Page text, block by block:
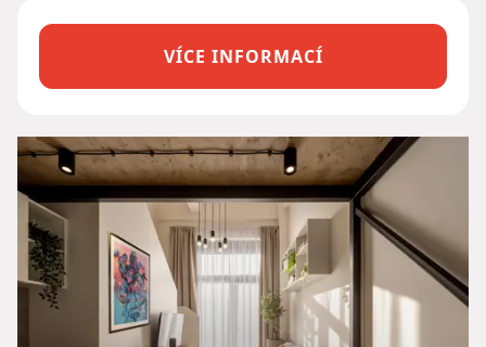
VÍCE INFORMACÍ